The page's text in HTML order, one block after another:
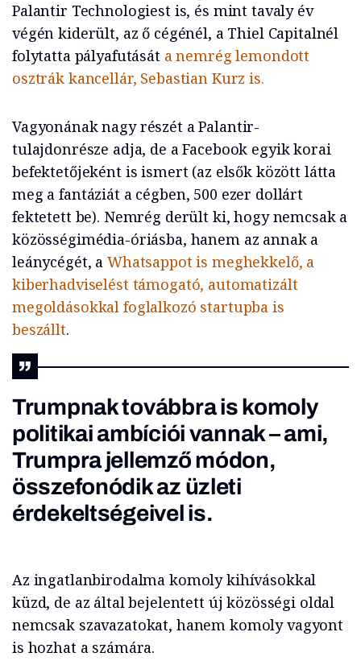
Palantir Technologiest is, és mint tavaly év
végén kiderült, az ő cégénél, a Thiel Capitalnél
folytatta pályafutását a nemrég lemondott
osztrák kancellár, Sebastian Kurz is.
Vagyonának nagy részét a Palantir-
tulajdonrésze adja, de a Facebook egyik korai
befektetőjeként is ismert (az elsők között látta
meg a fantáziát a cégben, 500 ezer dollárt
fektetett be). Nemrég derült ki, hogy nemcsak a
közösségimédia-óriásba, hanem az annak a
leánycégét, a Whatsappot is meghekkelő, a
kiberhadviselést támogató, automatizált
megoldásokkal foglalkozó startupba is
beszállt.
Trumpnak továbbra is komoly
politikai ambíciói vannak – ami,
Trumpra jellemző módon,
összefonódik az üzleti
érdekeltségeivel is.
Az ingatlanbirodalma komoly kihívásokkal
küzd, de az által bejelentett új közösségi oldal
nemcsak szavazatokat, hanem komoly vagyont
is hozhat a számára.